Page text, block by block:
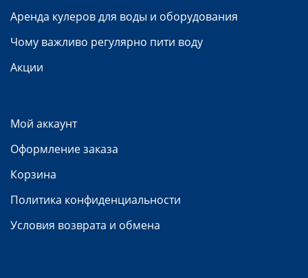
Аренда кулеров для воды и оборудования
Чому важливо регулярно пити воду
Акции
Мой аккаунт
Оформление заказа
Корзина
Политика конфиденциальности
Условия возврата и обмена